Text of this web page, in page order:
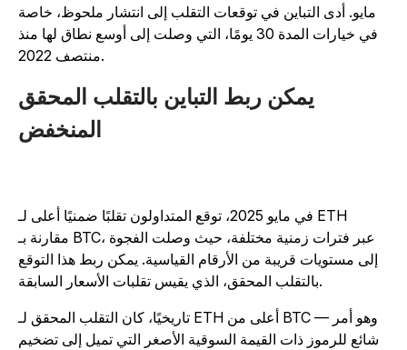
مايو. أدى التباين في توقعات التقلب إلى انتشار ملحوظ، خاصة
في خيارات المدة 30 يومًا، التي وصلت إلى أوسع نطاق لها منذ
يمكن ربط التباين بالتقلب المحقق
المنخفض
في مايو 2025، توقع المتداولون تقلبًا ضمنيًا أعلى لـ ETH
مقارنة بـ BTC، عبر فترات زمنية مختلفة، حيث وصلت الفجوة
إلى مستويات قريبة من الأرقام القياسية. يمكن ربط هذا التوقع
تاريخيًا، كان التقلب المحقق لـ ETH أعلى من BTC — وهو أمر
شائع للرموز ذات القيمة السوقية الأصغر التي تميل إلى تضخيم